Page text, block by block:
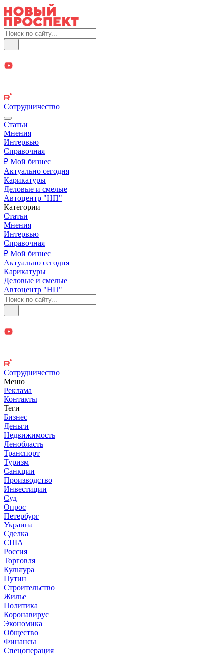
Сотрудничество
Статьи
Мнения
Интервью
Справочная
₽ Мой бизнес
Актуально сегодня
Карикатуры
Деловые и смелые
Автоцентр "НП"
Категории
Статьи
Мнения
Интервью
Справочная
₽ Мой бизнес
Актуально сегодня
Карикатуры
Деловые и смелые
Автоцентр "НП"
Сотрудничество
Меню
Реклама
Контакты
Теги
Бизнес
Деньги
Недвижимость
Ленобласть
Транспорт
Туризм
Санкции
Производство
Инвестиции
Суд
Опрос
Петербург
Украина
Сделка
США
Россия
Торговля
Культура
Путин
Строительство
Жилье
Политика
Коронавирус
Экономика
Общество
Финансы
Спецоперация